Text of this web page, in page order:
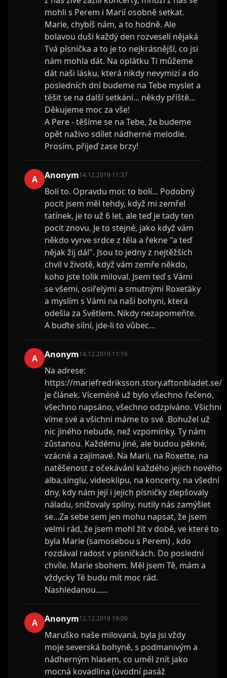
mohli s Perem i Marií osobně setkat.
Marie, chybíš nám, a to hodně. Ale
bolavou duši každý den rozveselí nějaká
Tvá písnička a to je to nejkrásnější, co jsi
nám mohla dát. Na oplátku Ti můžeme
dát naši lásku, která nikdy nevymizí a do
posledních dní budeme na Tebe myslet a
těšit se na další setkání... někdy příště...
Děkujeme moc za vše!
A Pere - těšíme se na Tebe, že budeme
opět naživo sdílet nádherné melodie.
Prosím, přijeď zase brzy!
A Anonym14.12.2019 11:37
Bolí to. Opravdu moc to bolí... Podobný
pocit jsem měl tehdy, když mi zemřel
tatínek, je to už 6 let, ale teď je tady ten
pocit znovu. Je to stejné, jako když vám
někdo vyrve srdce z těla a řekne "a teď
nějak žij dál". Jsou to jedny z nejtěžších
chvil v životě, když vám zemře někdo,
koho jste tolik miloval. Jsem teď s Vámi
se všemi, osiřelými a smutnými Roxeťáky
a myslím s Vámi na naši bohyni, která
odešla za Světlem. Nikdy nezapomeňte.
A buďte silní, jde-li to vůbec...
A Anonym14.12.2019 11:16
Na adrese:
https://mariefredriksson.story.aftonbladet.se/
je článek. Víceméně už bylo všechno řečeno,
všechno napsáno, všechno odzpíváno. Všichni
víme své a všichni máme to své .Bohužel už
nic jiného nebude, než vzpomínky. Ty nám
zůstanou. Každému jiné, ale budou pěkné,
vzácné a zajímavé. Na Marii, na Roxette, na
natěšenost z očekávání každého jejich nového
alba,singlu, videoklipu, na koncerty, na všední
dny, kdy nám její i jejich písničky zlepšovaly
náladu, snižovaly splíny, nutily nás zamýšlet
se...Za sebe sem jen mohu napsat, že jsem
velmi rád, že jsem mohl žít v době, ve které to
byla Marie (samosebou s Perem) , kdo
rozdával radost v písničkách. Do poslední
chvíle. Marie sbohem. Měl jsem Tě, mám a
vždycky Tě budu mít moc rád.
Nashledanou......
A Anonym12.12.2019 19:09
Maruško naše milovaná, byla jsi vždy
moje severská bohyně, s podmanivým a
nádherným hlasem, co uměl znít jako
mocná kovadlina (úvodní pasáž